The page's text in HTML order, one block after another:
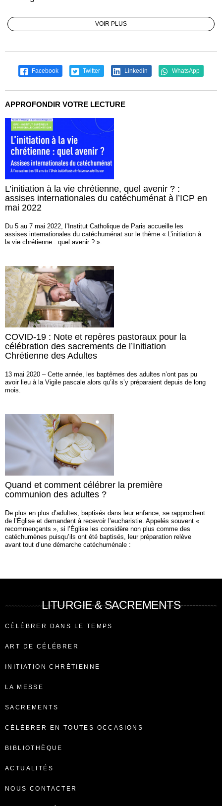
VOIR PLUS
Facebook Twitter Linkedin WhatsApp
APPROFONDIR VOTRE LECTURE
L’initiation à la vie chrétienne, quel avenir ? :
assises internationales du catéchuménat à l’ICP en
mai 2022
Du 5 au 7 mai 2022, l’Institut Catholique de Paris accueille les
assises internationales du catéchuménat sur le thème « L’initiation à
la vie chrétienne : quel avenir ? ».
COVID-19 : Note et repères pastoraux pour la
célébration des sacrements de l’Initiation
Chrétienne des Adultes
13 mai 2020 – Cette année, les baptêmes des adultes n’ont pas pu
avoir lieu à la Vigile pascale alors qu’ils s’y préparaient depuis de long
mois.
Quand et comment célébrer la première
communion des adultes ?
De plus en plus d’adultes, baptisés dans leur enfance, se rapprochent
de l’Église et demandent à recevoir l’eucharistie. Appelés souvent «
recommençants », si l’Église les considère non plus comme des
catéchumènes puisqu’ils ont été baptisés, leur préparation relève
avant tout d’une démarche catéchuménale :
LITURGIE & SACREMENTS
CÉLÉBRER DANS LE TEMPS
ART DE CÉLÉBRER
INITIATION CHRÉTIENNE
LA MESSE
SACREMENTS
CÉLÉBRER EN TOUTES OCCASIONS
BIBLIOTHÈQUE
ACTUALITÉS
NOUS CONTACTER